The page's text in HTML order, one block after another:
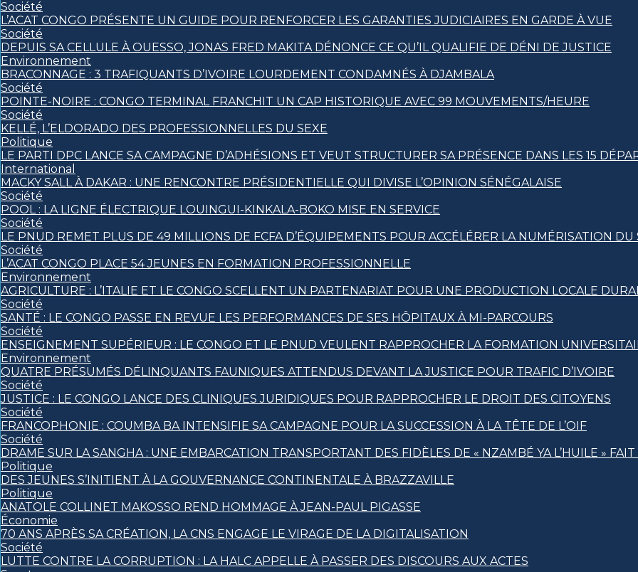
Société
L’ACAT CONGO PRÉSENTE UN GUIDE POUR RENFORCER LES GARANTIES JUDICIAIRES EN GARDE À VUE
Société
DEPUIS SA CELLULE À OUESSO, JONAS FRED MAKITA DÉNONCE CE QU’IL QUALIFIE DE DÉNI DE JUSTICE
Environnement
BRACONNAGE : 3 TRAFIQUANTS D’IVOIRE LOURDEMENT CONDAMNÉS À DJAMBALA
Société
POINTE-NOIRE : CONGO TERMINAL FRANCHIT UN CAP HISTORIQUE AVEC 99 MOUVEMENTS/HEURE
Société
KELLÉ, L’ELDORADO DES PROFESSIONNELLES DU SEXE
Politique
LE PARTI DPC LANCE SA CAMPAGNE D’ADHÉSIONS ET VEUT STRUCTURER SA PRÉSENCE DANS LES 15
International
MACKY SALL À DAKAR : UNE RENCONTRE PRÉSIDENTIELLE QUI DIVISE L’OPINION SÉNÉGALAISE
Société
POOL : LA LIGNE ÉLECTRIQUE LOUINGUI-KINKALA-BOKO MISE EN SERVICE
Société
LE PNUD REMET PLUS DE 49 MILLIONS DE FCFA D’ÉQUIPEMENTS POUR ACCÉLÉRER LA NUMÉRISATION DU
Société
L’ACAT CONGO PLACE 54 JEUNES EN FORMATION PROFESSIONNELLE
Environnement
AGRICULTURE : L’ITALIE ET LE CONGO SCELLENT UN PARTENARIAT POUR UNE PRODUCTION LOCALE
Société
SANTÉ : LE CONGO PASSE EN REVUE LES PERFORMANCES DE SES HÔPITAUX À MI-PARCOURS
Société
ENSEIGNEMENT SUPÉRIEUR : LE CONGO ET LE PNUD VEULENT RAPPROCHER LA FORMATION
Environnement
QUATRE PRÉSUMÉS DÉLINQUANTS FAUNIQUES ATTENDUS DEVANT LA JUSTICE POUR TRAFIC D’IVOIRE
Société
JUSTICE : LE CONGO LANCE DES CLINIQUES JURIDIQUES POUR RAPPROCHER LE DROIT DES CITOYENS
Société
FRANCOPHONIE : COUMBA BA INTENSIFIE SA CAMPAGNE POUR LA SUCCESSION À LA TÊTE DE L’OIF
Société
DRAME SUR LA SANGHA : UNE EMBARCATION TRANSPORTANT DES FIDÈLES DE « NZAMBÉ YA L’HUILE »
Politique
DES JEUNES S’INITIENT À LA GOUVERNANCE CONTINENTALE À BRAZZAVILLE
Politique
ANATOLE COLLINET MAKOSSO REND HOMMAGE À JEAN-PAUL PIGASSE
Économie
70 ANS APRÈS SA CRÉATION, LA CNS ENGAGE LE VIRAGE DE LA DIGITALISATION
Société
LUTTE CONTRE LA CORRUPTION : LA HALC APPELLE À PASSER DES DISCOURS AUX ACTES